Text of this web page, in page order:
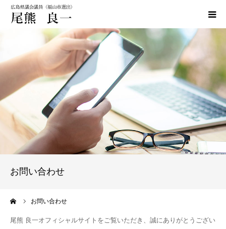
お問い合わせ
お問い合わせ
尾熊 良一オフィシャルサイトをご覧いただき、誠にありがとうござい
HOME
活動実績
活動報告